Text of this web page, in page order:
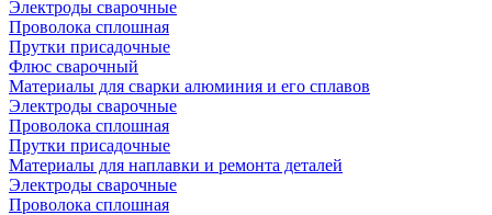
Электроды сварочные
Проволока сплошная
Прутки присадочные
Флюс сварочный
Материалы для сварки алюминия и его сплавов
Электроды сварочные
Проволока сплошная
Прутки присадочные
Материалы для наплавки и ремонта деталей
Электроды сварочные
Проволока сплошная